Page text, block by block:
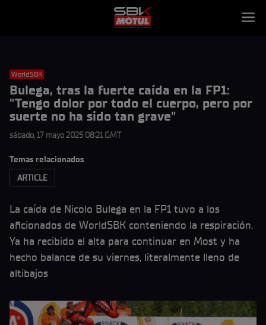
WorldSBK
Bulega, tras la fuerte caída en la FP1:
"Tengo dolor por todo el cuerpo, pero por
suerte no ha sido tan grave"
sábado, 17 mayo 2025 08:21 GMT
Temas relacionados
ARTICLE
La caída de Nicolo Bulega en la FP1 tuvo a los
aficionados de WorldSBK conteniendo la respiración.
Ya ha recibido el alta para continuar en Most y ha
hecho balance de su viernes, literalmente lleno de
altibajos